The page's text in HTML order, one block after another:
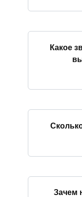
Какое
Зачем